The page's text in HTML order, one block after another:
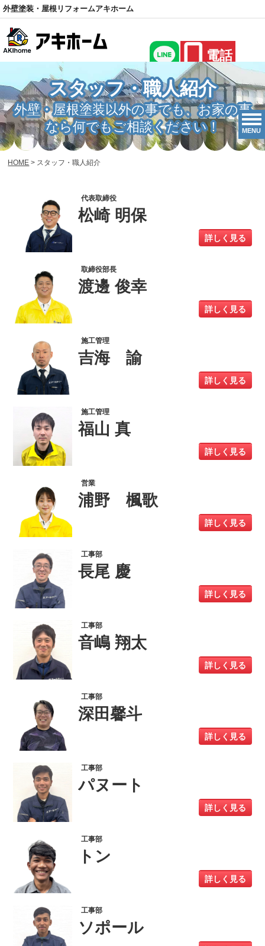
外壁塗装・屋根リフォームアキホーム
電話
MENU
スタッフ・職人紹介
外壁・屋根塗装以外の事でも、お家の事
なら何でもご相談ください！
HOME > スタッフ・職人紹介
代表取締役
松崎 明保
詳しく見る
取締役部長
渡邊 俊幸
詳しく見る
施工管理
吉海 諭
詳しく見る
施工管理
福山 真
詳しく見る
営業
浦野 楓歌
詳しく見る
工事部
長尾 慶
詳しく見る
工事部
音嶋 翔太
詳しく見る
工事部
深田馨斗
詳しく見る
工事部
パヌート
詳しく見る
工事部
トン
詳しく見る
工事部
ソポール